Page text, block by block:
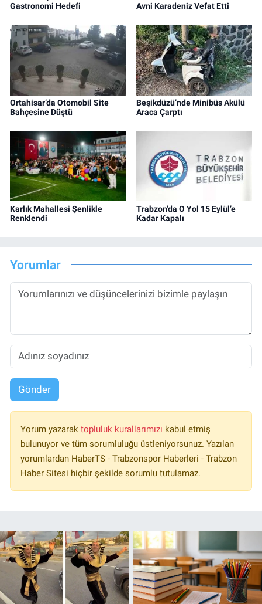
Gastronomi Hedefi
Avni Karadeniz Vefat Etti
Ortahisar’da Otomobil Site
Bahçesine Düştü
Beşikdüzü’nde Minibüs Akülü
Araca Çarptı
Karlık Mahallesi Şenlikle
Renklendi
Trabzon’da O Yol 15 Eylül’e
Kadar Kapalı
Yorumlar
Gönder
Yorum yazarak topluluk kurallarımızı kabul etmiş
bulunuyor ve tüm sorumluluğu üstleniyorsunuz. Yazılan
yorumlardan HaberTS - Trabzonspor Haberleri - Trabzon
Haber Sitesi hiçbir şekilde sorumlu tutulamaz.